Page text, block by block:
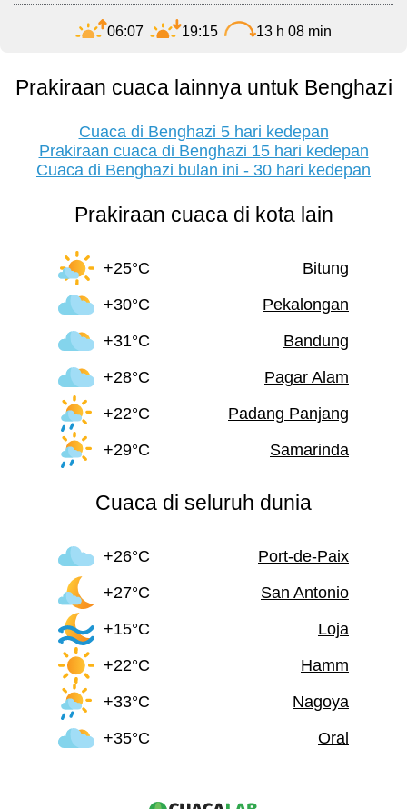
06:07 19:15 13 h 08 min
Prakiraan cuaca lainnya untuk Benghazi
Cuaca di Benghazi 5 hari kedepan
Prakiraan cuaca di Benghazi 15 hari kedepan
Cuaca di Benghazi bulan ini - 30 hari kedepan
Prakiraan cuaca di kota lain
+25°C
Bitung
+30°C
Pekalongan
+31°C
Bandung
+28°C
Pagar Alam
+22°C
Padang Panjang
+29°C
Samarinda
Cuaca di seluruh dunia
+26°C
Port-de-Paix
+27°C
San Antonio
+15°C
Loja
+22°C
Hamm
+33°C
Nagoya
+35°C
Oral